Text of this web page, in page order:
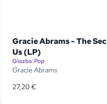
Gracie Abrams - The
Us (LP)
Glazba|Pop
Gracie Abrams
27,20€